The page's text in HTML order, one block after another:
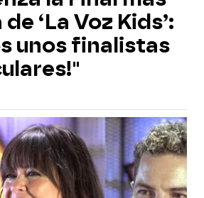
‘La Voz Kids’:
unos finalistas